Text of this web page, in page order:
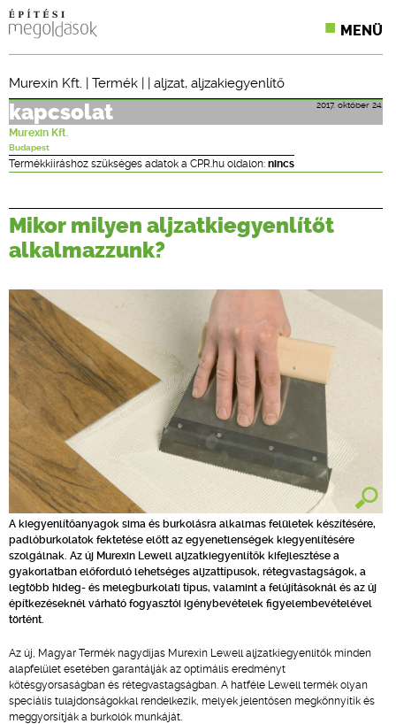
MENÜ
ONLINE KÉPZÉSEK
Murexin Kft. | Termék | | aljzat, aljzakiegyenlítő
2017. október 24.
kapcsolat
Murexin Kft.
Budapest
Termékkiíráshoz szükséges adatok a CPR.hu oldalon: nincs
Mikor milyen aljzatkiegyenlítőt
alkalmazzunk?
A kiegyenlítőanyagok sima és burkolásra alkalmas felületek készítésére,
padlóburkolatok fektetése előtt az egyenetlenségek kiegyenlítésére
szolgálnak. Az új Murexin Lewell aljzatkiegyenlítők kifejlesztése a
gyakorlatban előforduló lehetséges aljzattípusok, rétegvastagságok, a
legtöbb hideg- és melegburkolati típus, valamint a felújításoknál és az új
építkezéseknél várható fogyasztói igénybevételek figyelembevételével
történt.
Az új, Magyar Termék nagydíjas Murexin Lewell aljzatkiegyenlítők minden
alapfelület esetében garantálják az optimális eredményt
kötésgyorsaságban és rétegvastagságban. A hatféle Lewell termék olyan
speciális tulajdonságokkal rendelkezik, melyek jelentősen megkönnyítik és
meggyorsítják a burkolók munkáját.